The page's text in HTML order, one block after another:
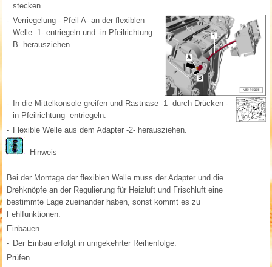
stecken.
- Verriegelung - Pfeil A- an der flexiblen
Welle -1- entriegeln und -in Pfeilrichtung
B- herausziehen.
-
In die Mittelkonsole greifen und Rastnase -1- durch Drücken -
in Pfeilrichtung- entriegeln.
- Flexible Welle aus dem Adapter -2- herausziehen.
Hinweis
Bei der Montage der flexiblen Welle muss der Adapter und die
Drehknöpfe an der Regulierung für Heizluft und Frischluft eine
bestimmte Lage zueinander haben, sonst kommt es zu
Fehlfunktionen.
Einbauen
- Der Einbau erfolgt in umgekehrter Reihenfolge.
Prüfen